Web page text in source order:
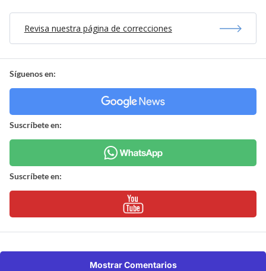
Revisa nuestra página de correcciones
Síguenos en:
Suscríbete en:
Suscríbete en:
Mostrar Comentarios